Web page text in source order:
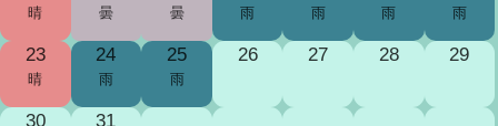
晴 曇 曇 雨 雨 雨 雨
23
晴
24
雨
25
雨
26 27 28 29
30 31